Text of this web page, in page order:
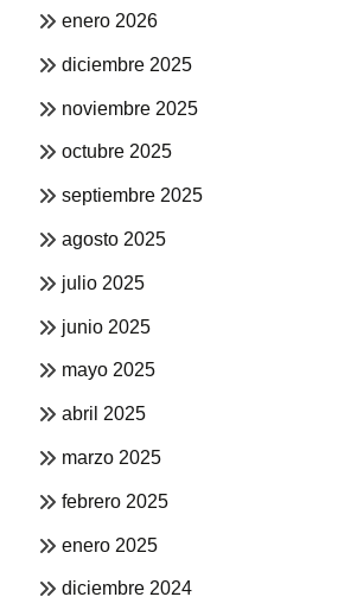
enero 2026
diciembre 2025
noviembre 2025
octubre 2025
septiembre 2025
agosto 2025
julio 2025
junio 2025
mayo 2025
abril 2025
marzo 2025
febrero 2025
enero 2025
diciembre 2024